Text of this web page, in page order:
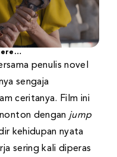
penulis novel
sengaja
ceritanya. Film ini
dengan jump
kehidupan nyata
sering kali diperas